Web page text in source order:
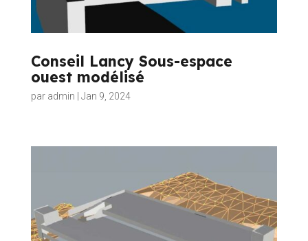
Conseil Lancy Sous-espace
ouest modélisé
par admin Jan 9, 2024